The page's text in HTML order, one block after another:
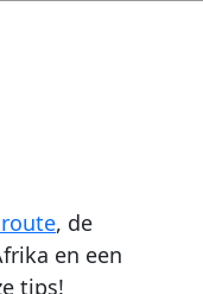
, de
en een
tips!